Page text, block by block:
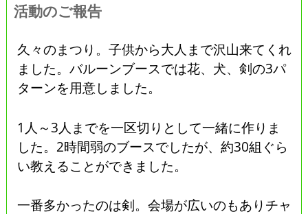
活動のご報告
久々のまつり。子供から大人まで沢山来てくれ
ました。バルーンブースでは花、犬、剣の3パ
ターンを用意しました。
1人～3人までを一区切りとして一緒に作りま
した。2時間弱のブースでしたが、約30組ぐら
い教えることができました。
一番多かったのは剣。会場が広いのもありチャ